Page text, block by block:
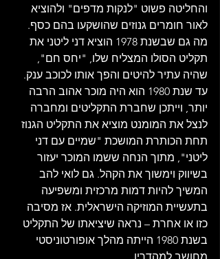
והחליטה פשוט "לנקות מדפים" ולהוציא
לאור חומרים גנוזים שהושקעו בהם כסף.
מה גם שבשנת 1978 הוציא דני ליטני את
תקליט הסולו המצליח שלו, "יחס חם",
שהיה עתיר להיטים והפך אותו לכוכב ענק.
עד שנת 1980 הוא היה מוכר אהוב הרבה
יותר, וייתכן שחברת התקליטים ומחברה
לנצל את המומנט מוציא את התקליט הגנוז
תחת הכותרת המושכת "שמיים עם דני
ליטני", מתוך הנחה ששמו המוכר יעזור
בשיווק וימשוך את הקהל. גם לואי להב
המשיך להיות דמות מרכזית ומשפיעה
בתעשיית המוזיקה הישראלית. אז מסיבה
כזו או אחרת – נראה שיציאתו של התקליט
בשנת 1980 הייתה מהלך אופורטוניסטי